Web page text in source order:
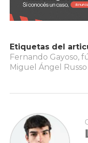
Etiquetas del
Fernando Gayoso,
Miguel Ángel Russo